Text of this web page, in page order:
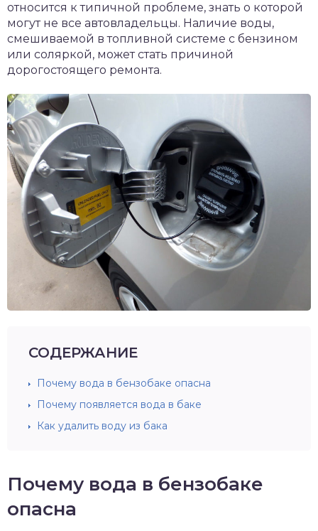
относится к типичной проблеме, знать о которой
могут не все автовладельцы. Наличие воды,
смешиваемой в топливной системе с бензином
или соляркой, может стать причиной
дорогостоящего ремонта.
СОДЕРЖАНИЕ
Почему вода в бензобаке опасна
Почему появляется вода в баке
Как удалить воду из бака
Почему вода в бензобаке
опасна